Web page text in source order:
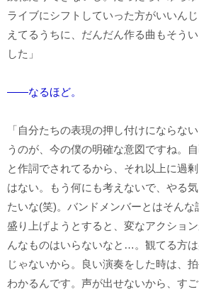
ライブにシフトしていった方がいいん
えてるうちに、だんだん作る曲もそう
した」
――なるほど。
「自分たちの表現の押し付けにならな
うのが、今の僕の明確な意図ですね。
と作詞でされてるから、それ以上に過
はない。もう何にも考えないで、やる
たいな(笑)。バンドメンバーとはそんな
盛り上げようとすると、変なアクショ
んなものはいらないなと…。観てる方
じゃないから。良い演奏をした時は、
わかるんです。声が出せないから、す